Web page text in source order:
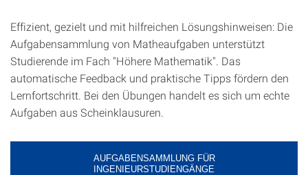
Effizient, gezielt und mit hilfreichen Lösungshinweisen: Die
Aufgabensammlung von Matheaufgaben unterstützt
Studierende im Fach "Höhere Mathematik". Das
automatische Feedback und praktische Tipps fördern den
Lernfortschritt. Bei den Übungen handelt es sich um echte
Aufgaben aus Scheinklausuren.
AUFGABENSAMMLUNG FÜR
INGENIEURSTUDIENGÄNGE